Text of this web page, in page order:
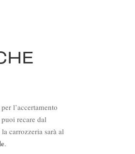
l’accertamento
recare dal
la carrozzeria sarà al
.